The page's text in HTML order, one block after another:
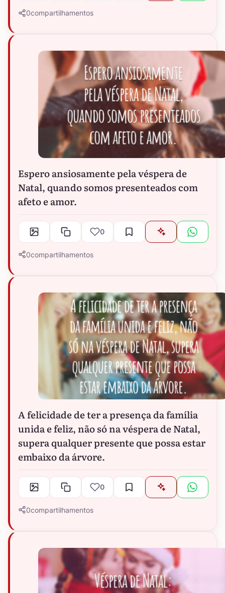
0compartilhamentos
Espero ansiosamente pela véspera de
Natal, quando somos presenteados com
afeto e amor.
0
0compartilhamentos
A felicidade de ter a presença da família
unida e feliz, não só na véspera de Natal,
supera qualquer presente que possa estar
embaixo da árvore.
0
0compartilhamentos